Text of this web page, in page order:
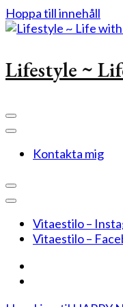
Hoppa till innehåll
Lifestyle ~
Kontakta mig
Vitaestilo –
Vitaestilo –